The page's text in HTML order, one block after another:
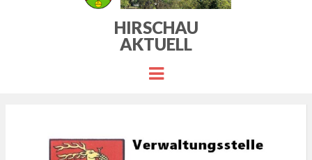
HIRSCHAU
AKTUELL
Menu